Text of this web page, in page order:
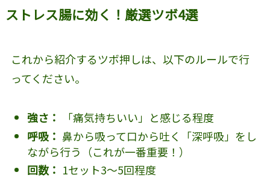
ストレス腸に効く！厳選ツボ4選
これから紹介するツボ押しは、以下のルールで行
ってください。
強さ：
「痛気持ちいい」と感じる程度
呼吸： 鼻から吸って口から吐く「深呼吸」をし
ながら行う（これが一番重要！）
回数： 1セット3〜5回程度